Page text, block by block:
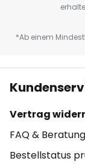
*Ab einem
Vertrag
FAQ & Beratung
Bestellstatus